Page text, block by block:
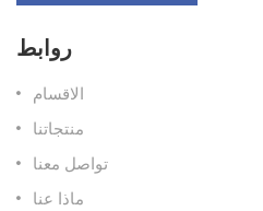
روابط
الاقسام
منتجاتنا
تواصل معنا
ماذا عنا